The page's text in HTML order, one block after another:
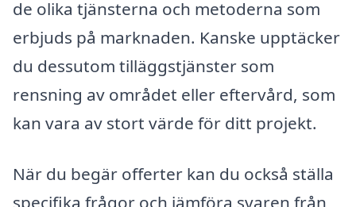
de olika tjänsterna och metoderna som
erbjuds på marknaden. Kanske upptäcker
du dessutom tilläggstjänster som
rensning av området eller eftervård, som
kan vara av stort värde för ditt projekt.
När du begär offerter kan du också ställa
specifika frågor och jämföra svaren från